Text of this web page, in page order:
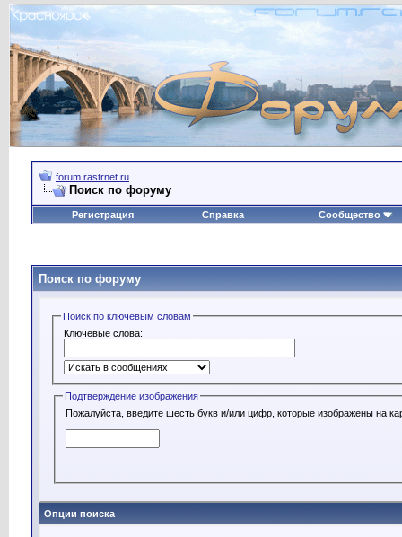
forum.rastrnet.ru
Поиск по форуму
Регистрация Справка Сообщество
Поиск по форуму
Поиск по ключевым словам
Ключевые слова:
Подтверждение изображения
Пожалуйста, введите шесть букв и/или цифр, которые изображены на
Опции поиска